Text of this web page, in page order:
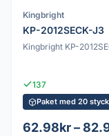
Kingbright
KP-2012SECK-J3
Kingbright KP-
137
Paket med 20
62.98kr –